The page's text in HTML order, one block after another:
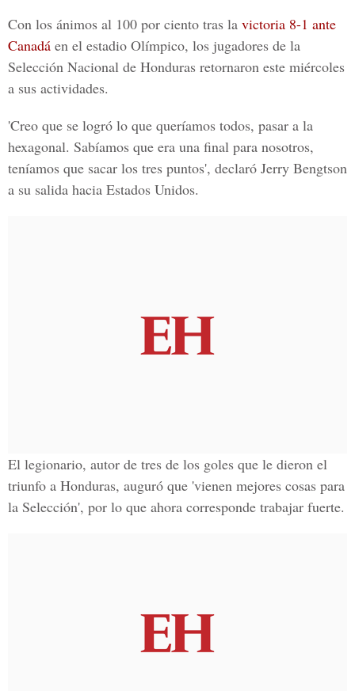
Con los ánimos al 100 por ciento tras la victoria 8-1 ante
Canadá en el estadio Olímpico, los jugadores de la
Selección Nacional de Honduras retornaron este miércoles
a sus actividades.
'Creo que se logró lo que queríamos todos, pasar a la
hexagonal. Sabíamos que era una final para nosotros,
teníamos que sacar los tres puntos', declaró Jerry Bengtson
a su salida hacia Estados Unidos.
El legionario, autor de tres de los goles que le dieron el
triunfo a Honduras, auguró que 'vienen mejores cosas para
la Selección', por lo que ahora corresponde trabajar fuerte.